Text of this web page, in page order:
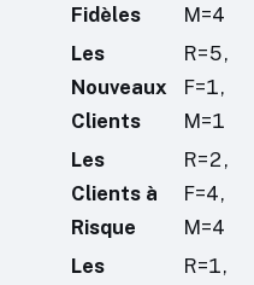
Fidèles
M=4
Les
Nouveaux
Clients
R=5,
F=1,
M=1
Les
Clients à
Risque
R=2,
F=4,
M=4
Les
R=1,